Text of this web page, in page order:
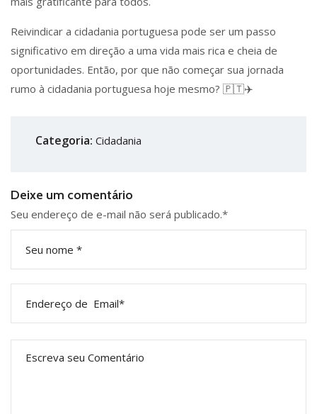
Reivindicar a cidadania portuguesa pode ser um passo
significativo em direção a uma vida mais rica e cheia de
oportunidades. Então, por que não começar sua jornada
rumo à cidadania portuguesa hoje mesmo? 🇵🇹✈️
Categoria: Cidadania
Deixe um comentário
Seu endereço de e-mail não será publicado.*